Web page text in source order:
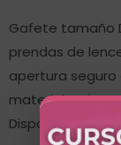
Gafete tamaño
prendas de
apertura seguro
material
Disponible en